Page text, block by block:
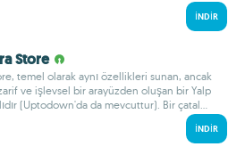
İNDIR
Store
temel olarak aynı özellikleri sunan, ancak
ve işlevsel bir arayüzden oluşan bir Yalp
(Uptodown'da da mevcuttur). Bir çatal...
İNDIR